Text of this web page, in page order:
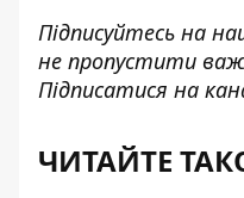
Підписуйтесь на
не пропустити
Підписатися на
ЧИТАЙТЕ